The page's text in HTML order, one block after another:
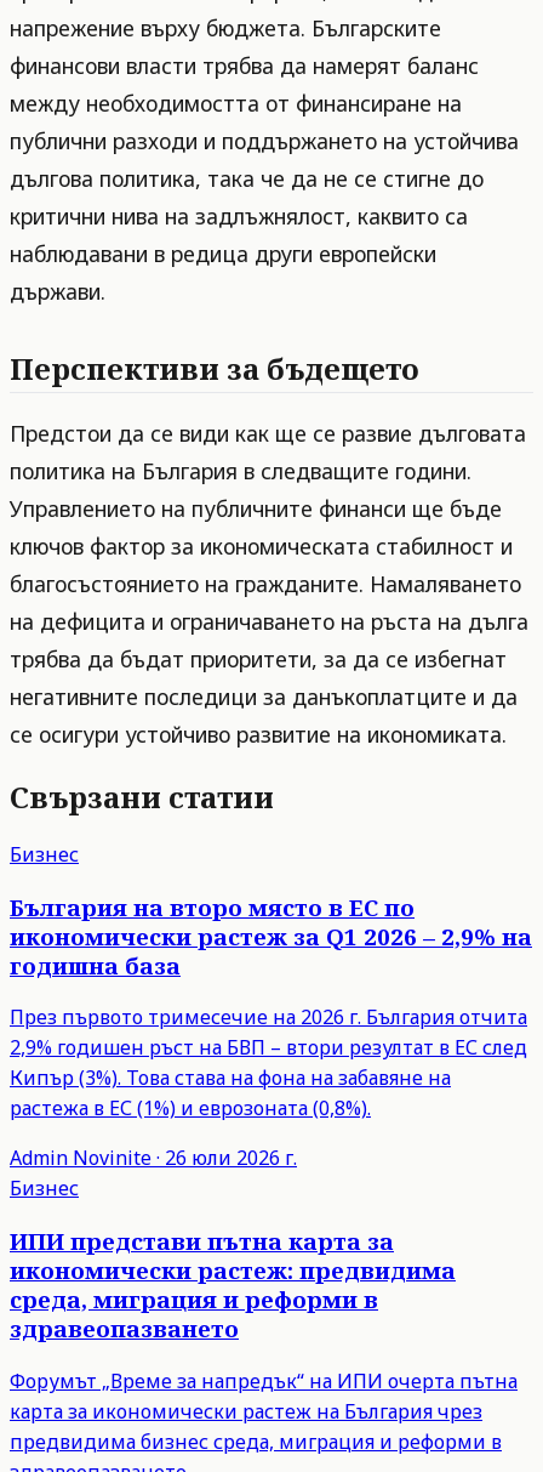
напрежение върху бюджета. Българските
финансови власти трябва да намерят баланс
между необходимостта от финансиране на
публични разходи и поддържането на устойчива
дългова политика, така че да не се стигне до
критични нива на задлъжнялост, каквито са
наблюдавани в редица други европейски
държави.
Перспективи за бъдещето
Предстои да се види как ще се развие дълговата
политика на България в следващите години.
Управлението на публичните финанси ще бъде
ключов фактор за икономическата стабилност и
благосъстоянието на гражданите. Намаляването
на дефицита и ограничаването на ръста на дълга
трябва да бъдат приоритети, за да се избегнат
негативните последици за данъкоплатците и да
се осигури устойчиво развитие на икономиката.
Свързани статии
Бизнес
България на второ място в ЕС по
икономически растеж за Q1 2026 – 2,9% на
годишна база
През първото тримесечие на 2026 г. България отчита
2,9% годишен ръст на БВП – втори резултат в ЕС след
Кипър (3%). Това става на фона на забавяне на
растежа в ЕС (1%) и еврозоната (0,8%).
Admin Novinite· 26 юли 2026 г.
Бизнес
ИПИ представи пътна карта за
икономически растеж: предвидима
среда, миграция и реформи в
здравеопазването
Форумът „Време за напредък“ на ИПИ очерта пътна
карта за икономически растеж на България чрез
предвидима бизнес среда, миграция и реформи в